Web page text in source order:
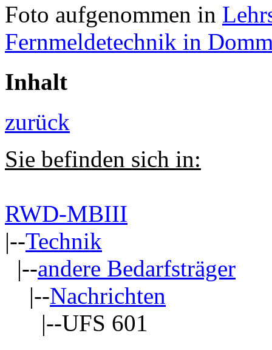
Foto aufgenommen in
Fernmeldetechnik in
Inhalt
zurück
Sie befinden sich in:
RWD-MBIII
|--Technik
|--andere Bedarfsträger
|--Nachrichten
|--UFS 601